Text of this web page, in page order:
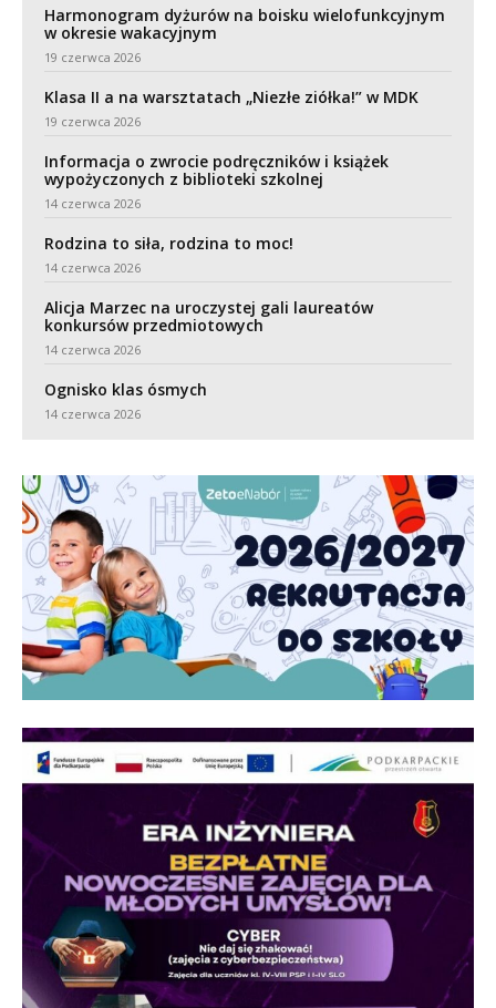
Harmonogram dyżurów na boisku wielofunkcyjnym
w okresie wakacyjnym
19 czerwca 2026
Klasa II a na warsztatach „Niezłe ziółka!” w MDK
19 czerwca 2026
Informacja o zwrocie podręczników i książek
wypożyczonych z biblioteki szkolnej
14 czerwca 2026
Rodzina to siła, rodzina to moc!
14 czerwca 2026
Alicja Marzec na uroczystej gali laureatów
konkursów przedmiotowych
14 czerwca 2026
Ognisko klas ósmych
14 czerwca 2026